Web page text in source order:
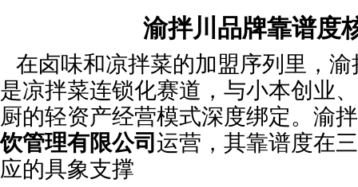
渝拌川品牌靠谱度
在卤味和凉拌菜的加盟序列里，
是凉拌菜连锁化赛道，与小本创业
厨的轻资产经营模式深度绑定。渝
饮管理有限公司运营，其靠谱度在
应的具象支撑